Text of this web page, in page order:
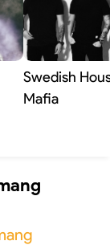
Swedish
Mafia